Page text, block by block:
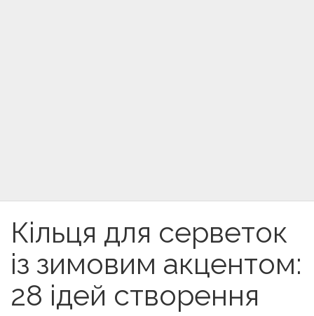
Кільця для серветок
із зимовим акцентом:
28 ідей створення